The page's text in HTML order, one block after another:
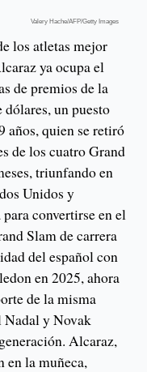
Valery Hache/AFP/Getty Images
los atletas mejor
ya ocupa el
de premios de la
un puesto
años, quien se retiró
de los cuatro Grand
triunfando en
Unidos y
convertirse en el
Slam de carrera
del español con
en 2025, ahora
de la misma
Nadal y Novak
Alcaraz,
en la muñeca,